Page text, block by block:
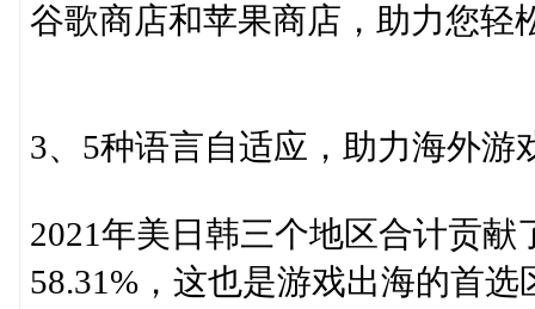
谷歌商店和苹果商店，助力您轻
3、5种语言自适应，助力海外游
2021年美日韩三个地区合计贡
58.31%，这也是游戏出海的首